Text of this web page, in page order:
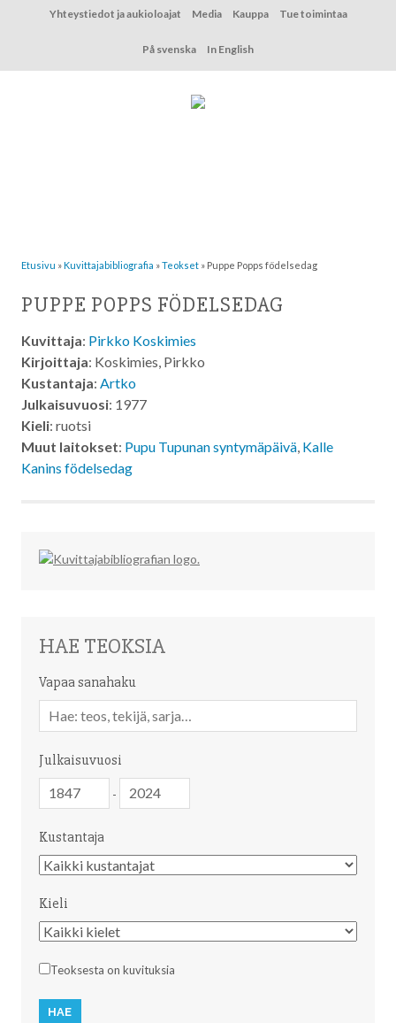
Yhteystiedot ja aukioloajat Media Kauppa Tue toimintaa
På svenska In English
Etusivu »Kuvittaja­bibliografia »Teokset » Puppe Popps födelsedag
PUPPE POPPS FÖDELSEDAG
Kuvittaja: Pirkko Koskimies
Kirjoittaja: Koskimies, Pirkko
Kustantaja: Artko
Julkaisuvuosi: 1977
Kieli: ruotsi
Muut laitokset: Pupu Tupunan syntymäpäivä, Kalle
Kanins födelsedag
HAE TEOKSIA
Vapaa sanahaku
sanahaku
Julkaisuvuosi
-
Kustantaja
Kustantaja
Kieli
Kieli
Teoksesta on kuvituksia